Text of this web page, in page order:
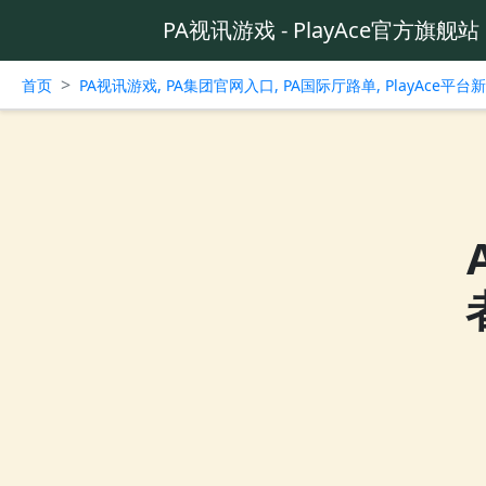
PA视讯游戏 - PlayAce官方旗舰站
首页 > PA视讯游戏, PA集团官网入口, PA国际厅路单, PlayAce平台